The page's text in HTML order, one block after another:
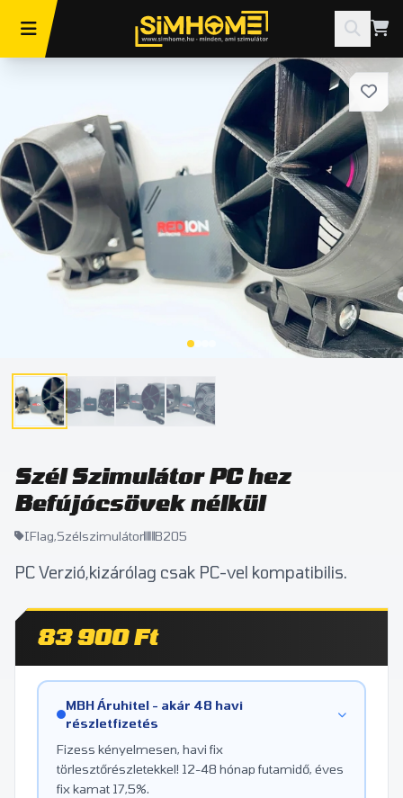
Szél Szimulátor PC hez
Befújócsövek nélkül
IFlag,Szélszimulátor B205
PC Verzió,kizárólag csak PC-vel kompatibilis.
83 900 Ft
MBH Áruhitel - akár 48 havi
részletfizetés
Fizess kényelmesen, havi fix
törlesztőrészletekkel! 12-48 hónap futamidő, éves
fix kamat 17,5%.